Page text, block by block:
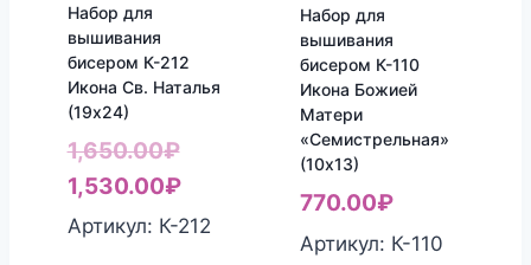
Набор для
вышивания
бисером К-212
Икона Св. Наталья
(19х24)
1,650.00₽Первоначальная
цена
составляла
1,530.00₽Текущая
цена:
Артикул: К-212
Набор для
вышивания
бисером К-110
Икона Божией
Матери
«Семистрельная»
(10х13)
770.00₽
Артикул: К-110